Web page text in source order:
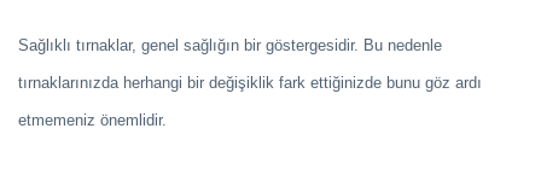
Sağlıklı tırnaklar, genel sağlığın bir göstergesidir. Bu nedenle
tırnaklarınızda herhangi bir değişiklik fark ettiğinizde bunu göz ardı
etmemeniz önemlidir.